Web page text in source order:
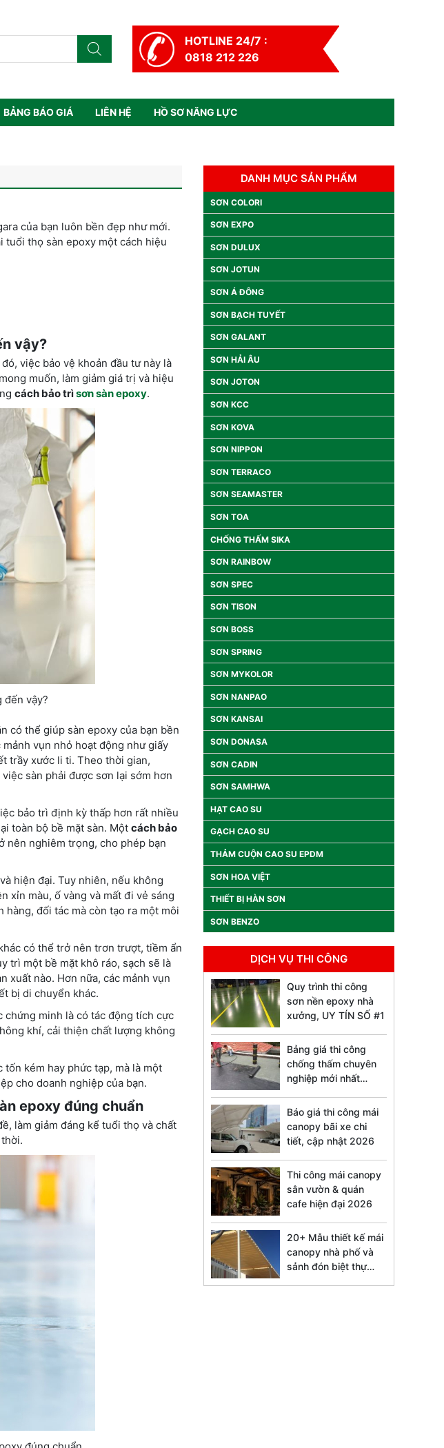
HOTLINE 24/7 :
0818 212 226
BẢNG BÁO GIÁ LIÊN HỆ HỒ SƠ NĂNG LỰC
của bạn luôn bền đẹp như mới.
tuổi thọ sàn epoxy một cách hiệu
vậy?
việc bảo vệ khoản đầu tư này là
muốn, làm giảm giá trị và hiệu
cách bảo trìsơn sàn epoxy.
đến vậy?
có thể giúp sàn epoxy của bạn bền
vụn nhỏ hoạt động như giấy
trầy xước li ti. Theo thời gian,
sàn phải được sơn lại sớm hơn
bảo trì định kỳ thấp hơn rất nhiều
toàn bộ bề mặt sàn. Một cách bảo
nên nghiêm trọng, cho phép bạn
hiện đại. Tuy nhiên, nếu không
xỉn màu, ố vàng và mất đi vẻ sáng
đối tác mà còn tạo ra một môi
có thể trở nên trơn trượt, tiềm ẩn
trì một bề mặt khô ráo, sạch sẽ là
xuất nào. Hơn nữa, các mảnh vụn
bị di chuyển khác.
chứng minh là có tác động tích cực
khí, cải thiện chất lượng không
kém hay phức tạp, mà là một
cho doanh nghiệp của bạn.
epoxy đúng chuẩn
làm giảm đáng kể tuổi thọ và chất
DANH MỤC SẢN PHẨM
SƠN COLORI
SƠN EXPO
SƠN DULUX
SƠN JOTUN
SƠN Á ĐÔNG
SƠN BẠCH TUYẾT
SƠN GALANT
SƠN HẢI ÂU
SƠN JOTON
SƠN KCC
SƠN KOVA
SƠN NIPPON
SƠN TERRACO
SƠN SEAMASTER
SƠN TOA
CHỐNG THẤM SIKA
SƠN RAINBOW
SƠN SPEC
SƠN TISON
SƠN BOSS
SƠN SPRING
SƠN MYKOLOR
SƠN NANPAO
SƠN KANSAI
SƠN DONASA
SƠN CADIN
SƠN SAMHWA
HẠT CAO SU
GẠCH CAO SU
THẢM CUỘN CAO SU EPDM
SƠN HOA VIỆT
THIẾT BỊ HÀN SƠN
SƠN BENZO
DỊCH VỤ THI CÔNG
Quy trình thi công
sơn nền epoxy nhà
xưởng, UY TÍN SỐ #1
Bảng giá thi công
chống thấm chuyên
nghiệp mới nhất
Báo giá thi công mái
canopy bãi xe chi
tiết, cập nhật 2026
Thi công mái canopy
sân vườn & quán
cafe hiện đại 2026
20+ Mẫu thiết kế mái
canopy nhà phố và
sảnh đón biệt thự